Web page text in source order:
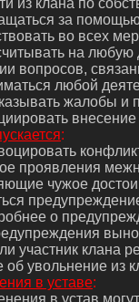
из клана по
за помощью
во всех
на
вопросов,
любой
жалобы и
:
проявления
чужое
о
участник клана
об увольнение из
в уставе:
в устав